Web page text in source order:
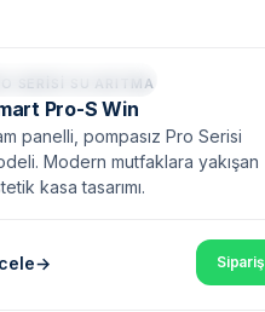
Panel • Pompasız
SERISI SU ARITMA
Pro-S Win
panelli, pompasız Pro Serisi
Modern mutfaklara yakışan
kasa tasarımı.
Sipariş